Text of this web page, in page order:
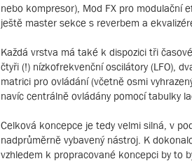
nebo kompresor), Mod FX pro modulační
ještě master sekce s reverbem a
Každá vrstva má také k dispozici tři
čtyři (!) nízkofrekvenční oscilátory (LFO),
matrici pro ovládání (včetně osmi
navíc centrálně ovládány pomocí tabulky
Celková koncepce je tedy velmi silná, v
nadprůměrně vybavený nástroj. K
vzhledem k propracované koncepci by to